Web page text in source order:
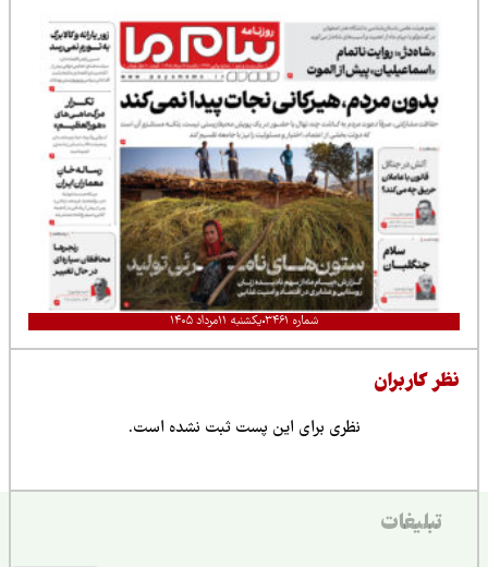
شماره ۳۴۶۱ یکشنبه ۱۱مرداد ۱۴۰۵
نظر کاربران
نظری برای این پست ثبت نشده است.
تبلیغات